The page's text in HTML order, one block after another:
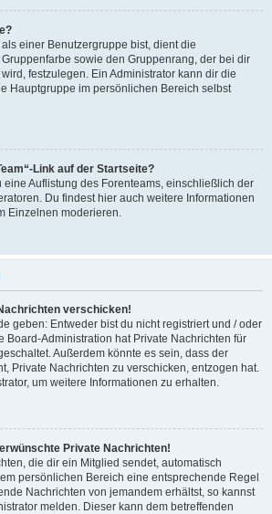
einer Benutzergruppe bist, dient die
sowie den Gruppenrang, der bei dir
festzulegen. Ein Administrator kann dir die
Hauptgruppe im persönlichen Bereich selbst
Link auf der Startseite?
eine Auflistung des Forenteams, einschließlich der
Du findest hier auch weitere Informationen
Einzelnen moderieren.
verschicken!
geben: Entweder bist du nicht registriert und / oder
Board-Administration hat Private Nachrichten für
Außerdem könnte es sein, dass der
Private Nachrichten zu verschicken, entzogen hat.
um weitere Informationen zu erhalten.
Private Nachrichten!
die dir ein Mitglied sendet, automatisch
persönlichen Bereich eine entsprechende Regel
Nachrichten von jemandem erhältst, so kannst
melden. Dieser kann dem betreffenden